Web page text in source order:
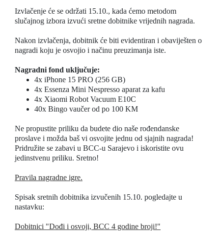
Izvlačenje će se održati 15.10., kada ćemo metodom
slučajnog izbora izvući sretne dobitnike vrijednih nagrada.
Nakon izvlačenja, dobitnik će biti evidentiran i obaviješten o
nagradi koju je osvojio i načinu preuzimanja iste.
Nagradni fond uključuje:
4x iPhone 15 PRO (256 GB)
4x Essenza Mini Nespresso aparat za kafu
4x Xiaomi Robot Vacuum E10C
40x Bingo vaučer od po 100 KM
Ne propustite priliku da budete dio naše rođendanske
proslave i možda baš vi osvojite jednu od sjajnih nagrada!
Pridružite se zabavi u BCC-u Sarajevo i iskoristite ovu
jedinstvenu priliku. Sretno!
Pravila nagradne igre.
Spisak sretnih dobitnika izvučenih 15.10. pogledajte u
nastavku:
Dobitnici "Dođi i osvoji, BCC 4 godine broji!"